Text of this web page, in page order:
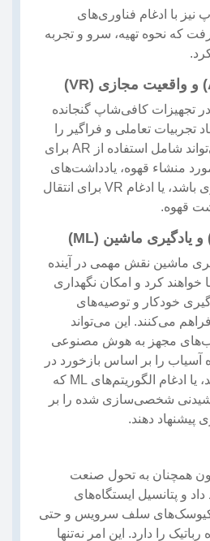
نیز با ادغام فناوری‌های
که نحوه تهیه، سرو و تجربه
فناوری‌های AR و VR در تجهیزات کافی‌شاپ گنجانده
تجربیات تعاملی و فراگیر را
فراهم می‌کنند. این می‌تواند شامل استفاده از AR برای
منشاء قهوه، یادداشت‌های
چشیدن و فرآیند دم‌آوری باشد، یا ادغام VR برای انتقال
قهوه.
ماشین نقش مهمی در آینده
خواهند کرد و امکان نگهداری
خودکار و توصیه‌های
می‌کنند. این می‌تواند
مجهز به هوش مصنوعی
آسیاب را بر اساس بازخورد در
زمان واقعی تنظیم کنند، یا ادغام الگوریتم‌های ML که
شخصی‌سازی شده را بر
دهند.
همچنان به تحول صنعت
و پتانسیل ایستگاه‌های
کیوسک‌های سلف سرویس و حتی
را دارد. این امر نه‌تنها